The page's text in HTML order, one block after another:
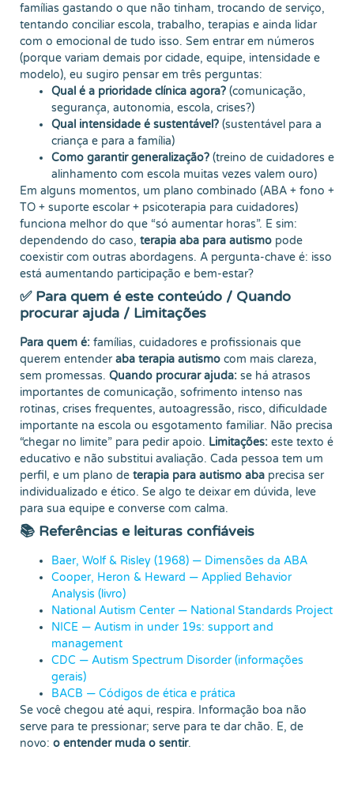
famílias gastando o que não tinham, trocando de serviço,
tentando conciliar escola, trabalho, terapias e ainda lidar
com o emocional de tudo isso. Sem entrar em números
(porque variam demais por cidade, equipe, intensidade e
modelo), eu sugiro pensar em três perguntas:
Qual é a prioridade clínica agora? (comunicação,
segurança, autonomia, escola, crises?)
Qual intensidade é sustentável? (sustentável para a
criança e para a família)
Como garantir generalização? (treino de cuidadores e
alinhamento com escola muitas vezes valem ouro)
Em alguns momentos, um plano combinado (ABA + fono +
TO + suporte escolar + psicoterapia para cuidadores)
funciona melhor do que “só aumentar horas”. E sim:
dependendo do caso, terapia aba para autismo pode
coexistir com outras abordagens. A pergunta-chave é: isso
está aumentando participação e bem-estar?
✅ Para quem é este conteúdo / Quando
procurar ajuda / Limitações
Para quem é: famílias, cuidadores e profissionais que
querem entenderaba terapia autismo com mais clareza,
sem promessas. Quando procurar ajuda: se há atrasos
importantes de comunicação, sofrimento intenso nas
rotinas, crises frequentes, autoagressão, risco, dificuldade
importante na escola ou esgotamento familiar. Não precisa
“chegar no limite” para pedir apoio. Limitações: este texto é
educativo e não substitui avaliação. Cada pessoa tem um
perfil, e um plano de terapia para autismo aba precisa ser
individualizado e ético. Se algo te deixar em dúvida, leve
para sua equipe e converse com calma.
📚 Referências e leituras confiáveis
Baer, Wolf & Risley (1968) — Dimensões da ABA
Cooper, Heron & Heward — Applied Behavior
Analysis (livro)
National Autism Center — National Standards Project
NICE — Autism in under 19s: support and
management
CDC — Autism Spectrum Disorder (informações
gerais)
BACB — Códigos de ética e prática
Se você chegou até aqui, respira. Informação boa não
serve para te pressionar; serve para te dar chão. E, de
novo: o entender muda o sentir.